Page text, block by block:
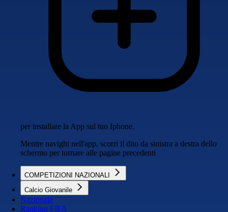
per installare la App sul tuo Iphone.
Mentre navighi nell'app, scorri il dito da sinistra a destra dello
schermo per tornare alle pagine precedenti
COMPETIZIONI NAZIONALI
Calcio Giovanile
Nazionale
Ranking FIFA